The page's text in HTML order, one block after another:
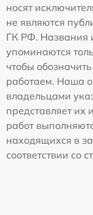
носят
не являются
ГК РФ. Названия
упоминаются
чтобы
работаем. Наша
владельцами
представляет их
работ
находящихся в
соответствии со